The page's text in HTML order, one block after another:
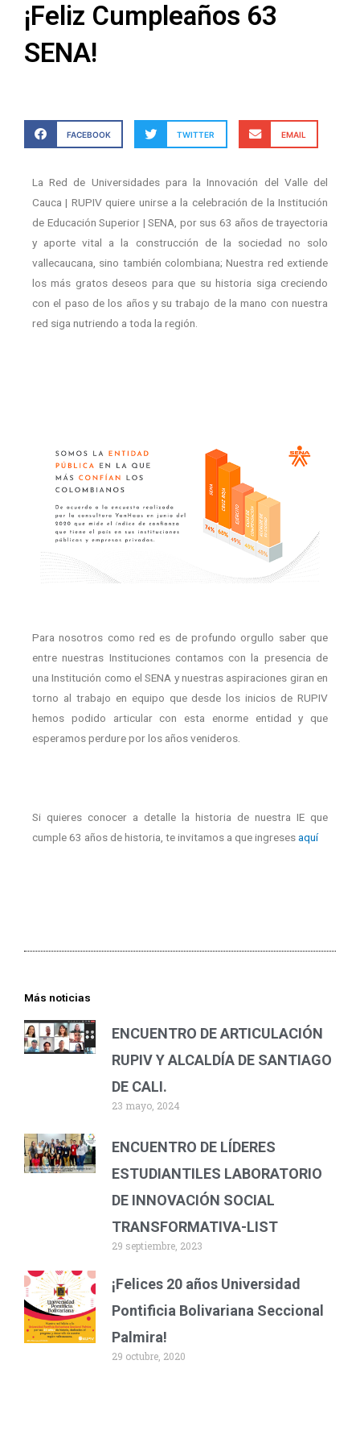
¡Feliz Cumpleaños 63
SENA!
FACEBOOK TWITTER EMAIL
La Red de Universidades para la Innovación del Valle del
Cauca | RUPIV quiere unirse a la celebración de la Institución
de Educación Superior | SENA, por sus 63 años de trayectoria
y aporte vital a la construcción de la sociedad no solo
vallecaucana, sino también colombiana; Nuestra red extiende
los más gratos deseos para que su historia siga creciendo
con el paso de los años y su trabajo de la mano con nuestra
red siga nutriendo a toda la región.
Para nosotros como red es de profundo orgullo saber que
entre nuestras Instituciones contamos con la presencia de
una Institución como el SENA y nuestras aspiraciones giran en
torno al trabajo en equipo que desde los inicios de RUPIV
hemos podido articular con esta enorme entidad y que
esperamos perdure por los años venideros.
Si quieres conocer a detalle la historia de nuestra IE que
cumple 63 años de historia, te invitamos a que ingresesaquí
Más noticias
ENCUENTRO DE ARTICULACIÓN
RUPIV Y ALCALDÍA DE SANTIAGO
DE CALI.
23 mayo, 2024
ENCUENTRO DE LÍDERES
ESTUDIANTILES LABORATORIO
DE INNOVACIÓN SOCIAL
TRANSFORMATIVA-LIST
29 septiembre, 2023
¡Felices 20 años Universidad
Pontificia Bolivariana Seccional
Palmira!
29 octubre, 2020